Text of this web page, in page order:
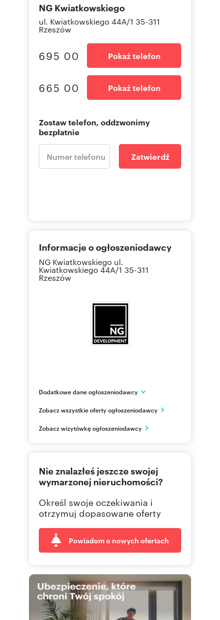
NG Kwiatkowskiego
ul. Kwiatkowskiego 44A/1 35-311
Rzeszów
695 00 Pokaż telefon
665 00 Pokaż telefon
Zostaw telefon, oddzwonimy
bezpłatnie
Zatwierdź
Informacje o ogłoszeniodawcy
NG Kwiatkowskiego ul.
Kwiatkowskiego 44A/1 35-311
Rzeszów
Dodatkowe dane ogłoszeniodawcy
ul. Kwiatkowskiego 44A/1
podkarpackie
665 00 Pokaż telefon
695 00 Pokaż telefon
Zobacz wszystkie oferty ogłoszeniodawcy
Zobacz wizytówkę ogłoszeniodawcy
Nie znalazłeś jeszcze swojej
wymarzonej nieruchomości?
Określ swoje oczekiwania i
otrzymuj dopasowane oferty
Powiadom o nowych ofertach